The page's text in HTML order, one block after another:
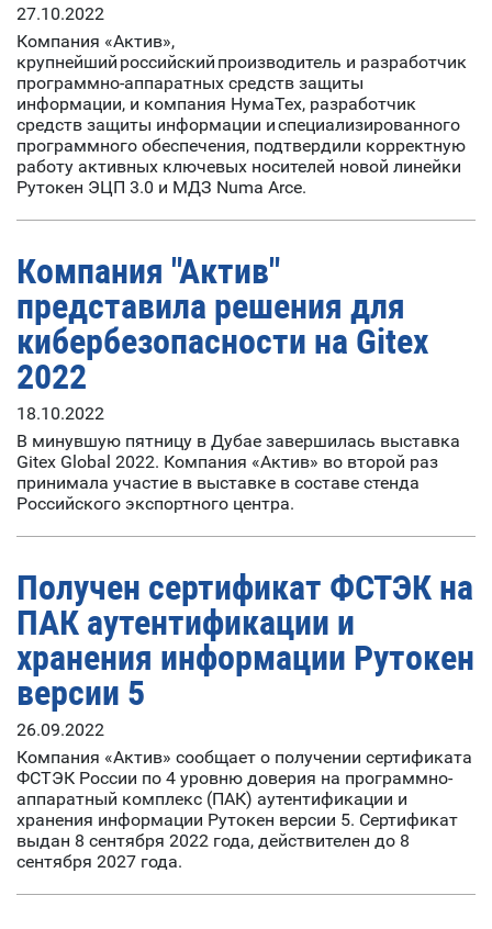
27.10.2022
Компания «Актив»,
крупнейший российский производитель и разработчик
программно-аппаратных средств защиты
информации, и компания НумаТех, разработчик
средств защиты информации и специализированного
программного обеспечения, подтвердили корректную
работу активных ключевых носителей новой линейки
Рутокен ЭЦП 3.0 и МДЗ Numa Arce.
Компания "Актив"
представила решения для
кибербезопасности на Gitex
2022
18.10.2022
В минувшую пятницу в Дубае завершилась выставка
Gitex Global 2022. Компания «Актив» во второй раз
принимала участие в выставке в составе стенда
Российского экспортного центра.
Получен сертификат ФСТЭК на
ПАК аутентификации и
хранения информации Рутокен
версии 5
26.09.2022
Компания «Актив» сообщает о получении сертификата
ФСТЭК России по 4 уровню доверия на программно-
аппаратный комплекс (ПАК) аутентификации и
хранения информации Рутокен версии 5. Сертификат
выдан 8 сентября 2022 года, действителен до 8
сентября 2027 года.